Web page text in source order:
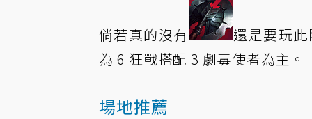
倘若真的沒有
還是要玩
為 6 狂戰搭配 3 劇毒使者為主。
場地推薦